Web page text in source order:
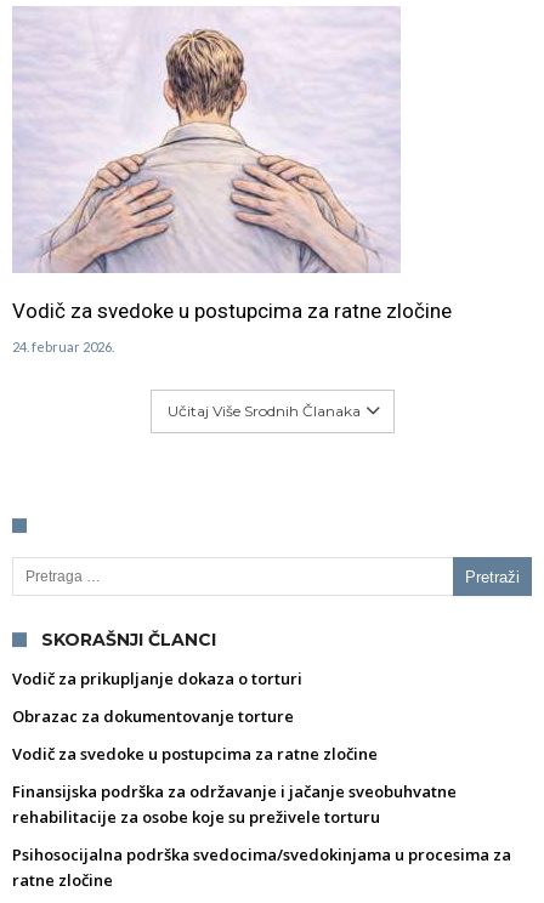
Vodič za svedoke u postupcima za ratne zločine
24. februar 2026.
Učitaj Više Srodnih Članaka
Pretraga za:
SKORAŠNJI ČLANCI
Vodič za prikupljanje dokaza o torturi
Obrazac za dokumentovanje torture
Vodič za svedoke u postupcima za ratne zločine
Finansijska podrška za održavanje i jačanje sveobuhvatne
rehabilitacije za osobe koje su preživele torturu
Psihosocijalna podrška svedocima/svedokinjama u procesima za
ratne zločine